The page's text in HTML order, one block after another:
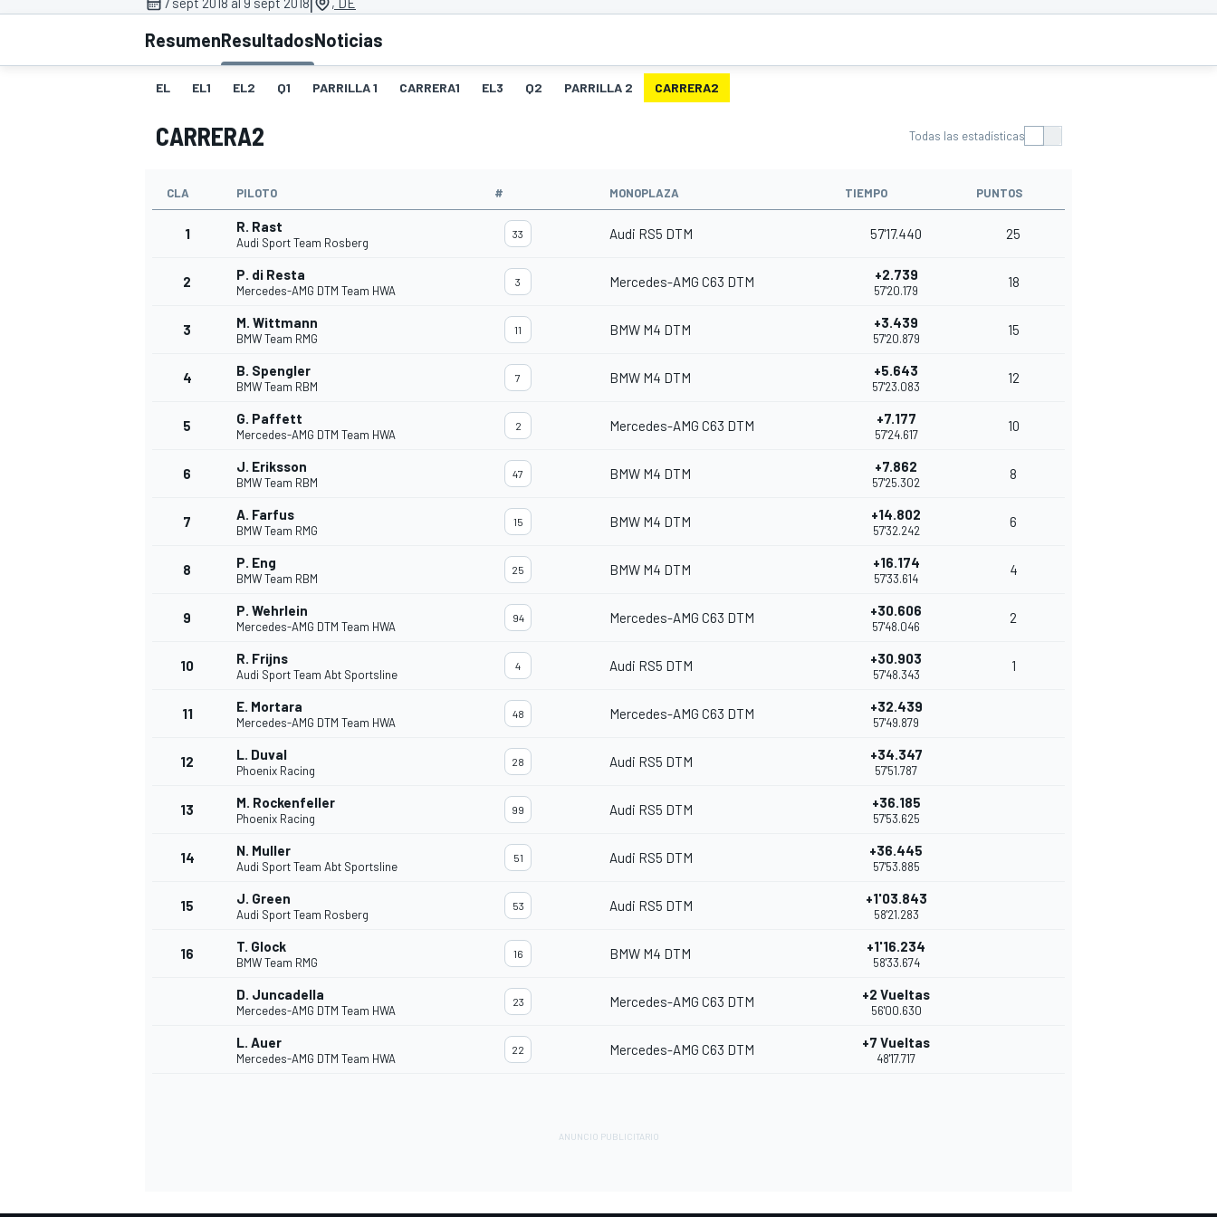
FÓRMULA E MOTO
NASCAR INDYCARSPORTSCAR
ResumenResultadosNoticias
EL EL1 EL2 Q1 PARRILLA 1 CARRERA1 EL3 Q2 PARRILLA 2 CARRERA2
CARRERA2 Todas las estadísticas
CLA PILOTO # MONOPLAZA TIEMPO PUNTOS
1 R. Rast
Audi Sport Team Rosberg
33 Audi RS5 DTM 57'17.440 25
2 P. di Resta
Mercedes-AMG DTM Team HWA
3 Mercedes-AMG C63 DTM +2.739
57'20.179
18
3 M. Wittmann
BMW Team RMG
11 BMW M4 DTM +3.439
57'20.879
15
4 B. Spengler
BMW Team RBM
7 BMW M4 DTM +5.643
57'23.083
12
5 G. Paffett
Mercedes-AMG DTM Team HWA
2 Mercedes-AMG C63 DTM +7.177
57'24.617
10
6 J. Eriksson
BMW Team RBM
47 BMW M4 DTM +7.862
57'25.302
8
7 A. Farfus
BMW Team RMG
15 BMW M4 DTM +14.802
57'32.242
6
8 P. Eng
BMW Team RBM
25 BMW M4 DTM +16.174
57'33.614
4
9 P. Wehrlein
Mercedes-AMG DTM Team HWA
94 Mercedes-AMG C63 DTM +30.606
57'48.046
2
10 R. Frijns
Audi Sport Team Abt Sportsline
4 Audi RS5 DTM +30.903
57'48.343
1
11 E. Mortara
Mercedes-AMG DTM Team HWA
48 Mercedes-AMG C63 DTM +32.439
57'49.879
12 L. Duval
Phoenix Racing
28 Audi RS5 DTM +34.347
57'51.787
13 M. Rockenfeller
Phoenix Racing
99 Audi RS5 DTM +36.185
57'53.625
14 N. Muller
Audi Sport Team Abt Sportsline
51 Audi RS5 DTM +36.445
57'53.885
15 J. Green
Audi Sport Team Rosberg
53 Audi RS5 DTM +1'03.843
58'21.283
16 T. Glock
BMW Team RMG
16 BMW M4 DTM +1'16.234
58'33.674
D. Juncadella
Mercedes-AMG DTM Team HWA
23 Mercedes-AMG C63 DTM +2 Vueltas
56'00.630
L. Auer
Mercedes-AMG DTM Team HWA
22 Mercedes-AMG C63 DTM +7 Vueltas
48'17.717